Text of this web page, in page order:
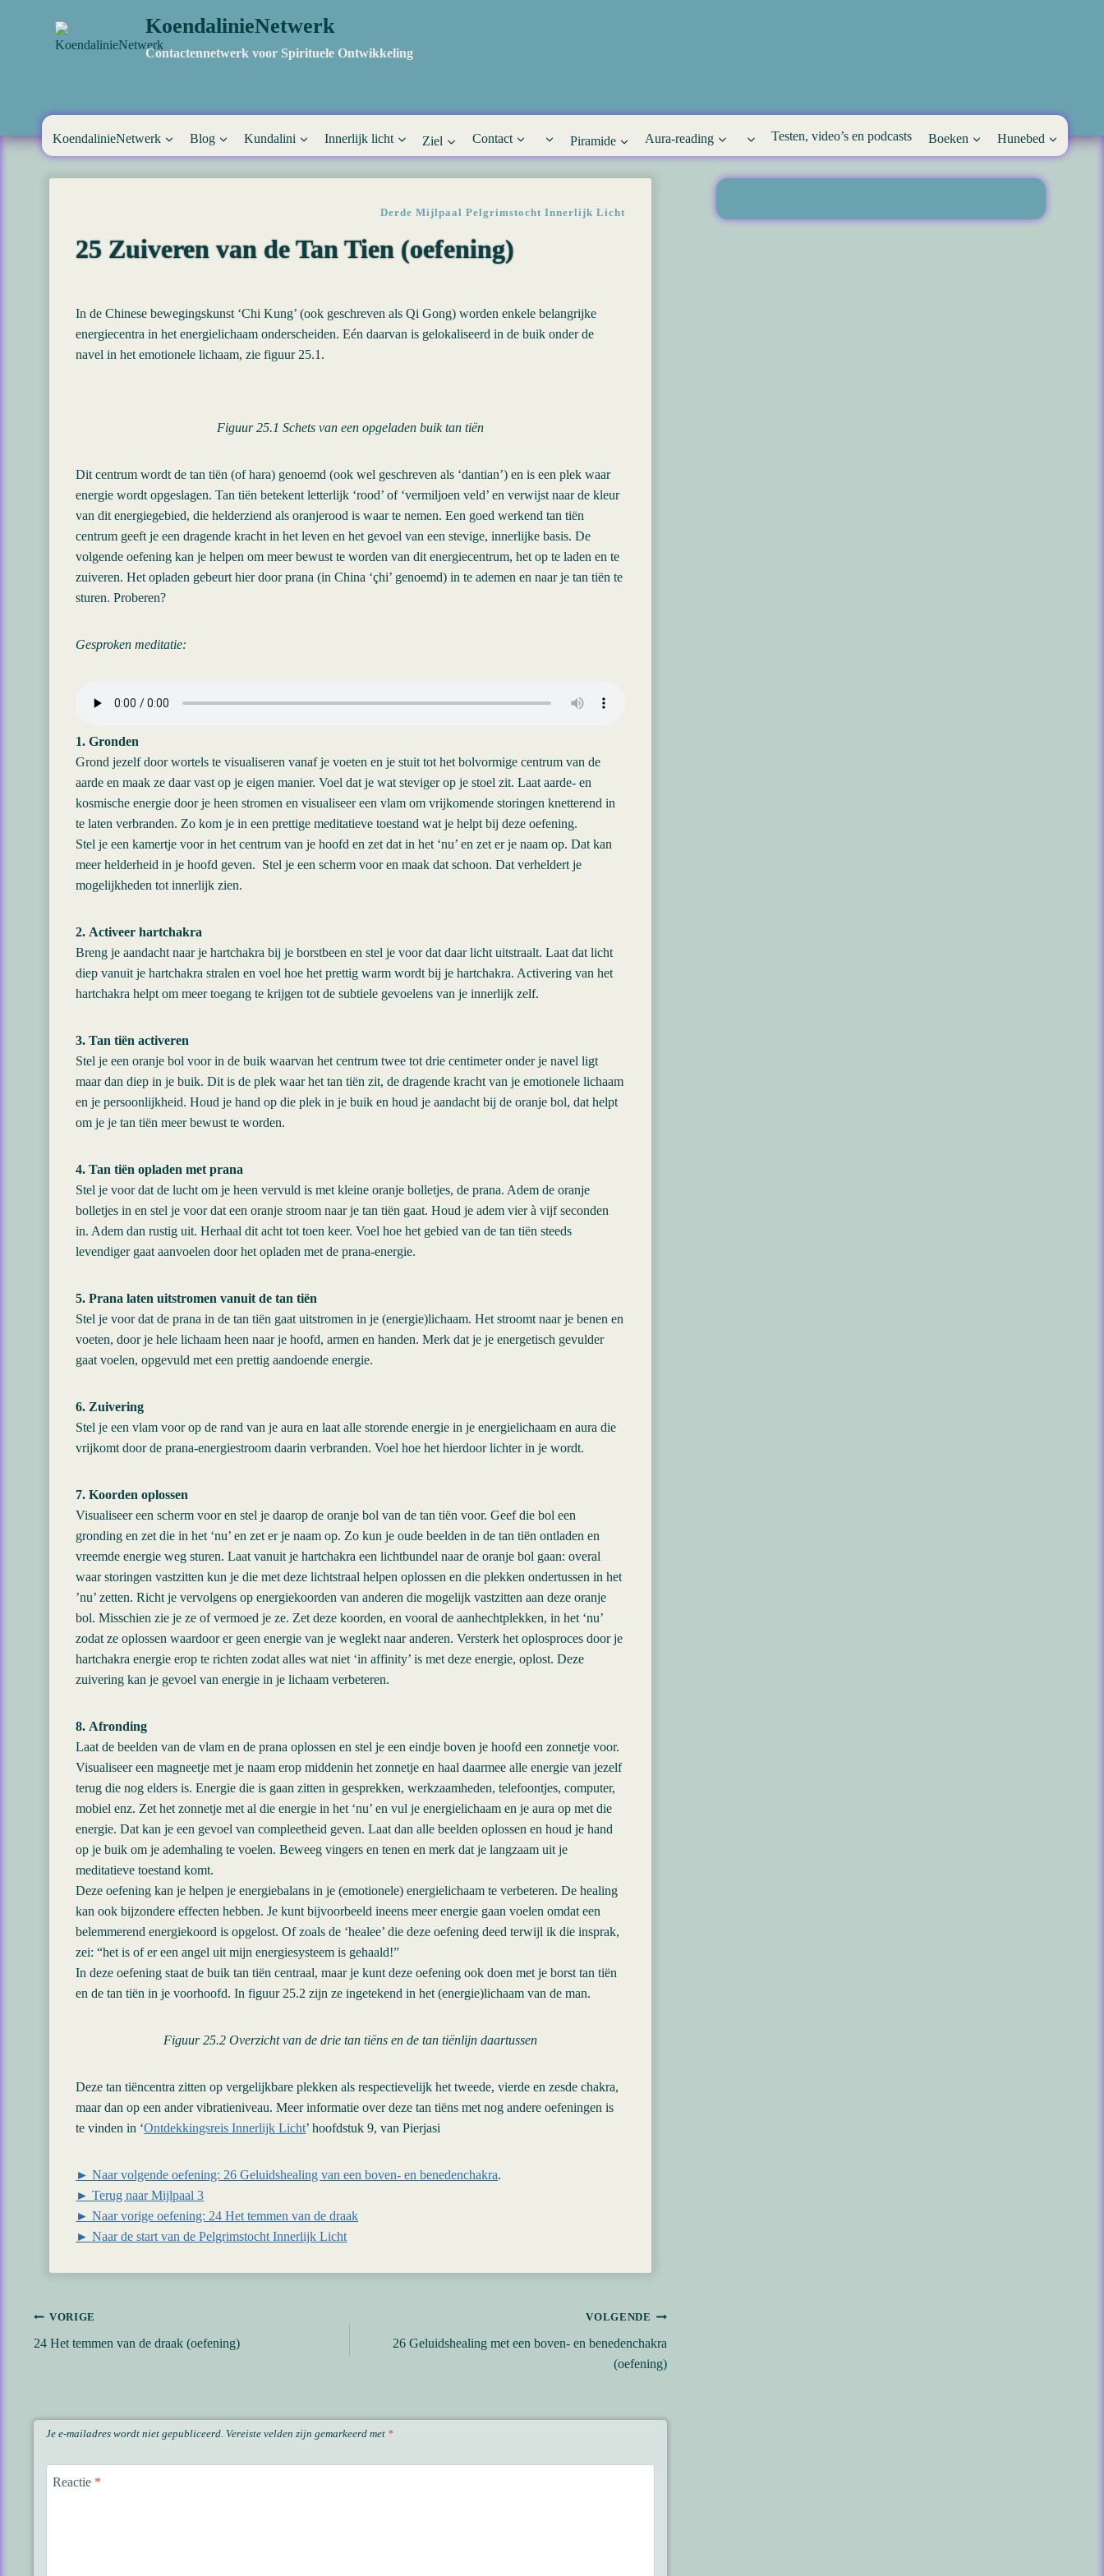
KoendalinieNetwerk
Contactennetwerk voor Spirituele Ontwikkeling
KoendalinieNetwerk Blog Kundalini Innerlijk licht Ziel Contact Piramide Aura-reading Testen, video’s en podcasts Boeken Hunebed
Derde Mijlpaal Pelgrimstocht Innerlijk Licht
25 Zuiveren van de Tan Tien (oefening)
In de Chinese bewegingskunst ‘Chi Kung’ (ook geschreven als Qi Gong) worden enkele belangrijke
energiecentra in het energielichaam onderscheiden. Eén daarvan is gelokaliseerd in de buik onder de
navel in het emotionele lichaam, zie figuur 25.1.
Figuur 25.1 Schets van een opgeladen buik tan tiën
Dit centrum wordt de tan tiën (of hara) genoemd (ook wel geschreven als ‘dantian’) en is een plek waar
energie wordt opgeslagen. Tan tiën betekent letterlijk ‘rood’ of ‘vermiljoen veld’ en verwijst naar de kleur
van dit energiegebied, die helderziend als oranjerood is waar te nemen. Een goed werkend tan tiën
centrum geeft je een dragende kracht in het leven en het gevoel van een stevige, innerlijke basis. De
volgende oefening kan je helpen om meer bewust te worden van dit energiecentrum, het op te laden en te
zuiveren. Het opladen gebeurt hier door prana (in China ‘çhi’ genoemd) in te ademen en naar je tan tiën te
sturen. Proberen?
Gesproken meditatie:
1. Gronden
Grond jezelf door wortels te visualiseren vanaf je voeten en je stuit tot het bolvormige centrum van de
aarde en maak ze daar vast op je eigen manier. Voel dat je wat steviger op je stoel zit. Laat aarde- en
kosmische energie door je heen stromen en visualiseer een vlam om vrijkomende storingen knetterend in
te laten verbranden. Zo kom je in een prettige meditatieve toestand wat je helpt bij deze oefening.
Stel je een kamertje voor in het centrum van je hoofd en zet dat in het ‘nu’ en zet er je naam op. Dat kan
meer helderheid in je hoofd geven. Stel je een scherm voor en maak dat schoon. Dat verheldert je
mogelijkheden tot innerlijk zien.
2. Activeer hartchakra
Breng je aandacht naar je hartchakra bij je borstbeen en stel je voor dat daar licht uitstraalt. Laat dat licht
diep vanuit je hartchakra stralen en voel hoe het prettig warm wordt bij je hartchakra. Activering van het
hartchakra helpt om meer toegang te krijgen tot de subtiele gevoelens van je innerlijk zelf.
3. Tan tiën activeren
Stel je een oranje bol voor in de buik waarvan het centrum twee tot drie centimeter onder je navel ligt
maar dan diep in je buik. Dit is de plek waar het tan tiën zit, de dragende kracht van je emotionele lichaam
en je persoonlijkheid. Houd je hand op die plek in je buik en houd je aandacht bij de oranje bol, dat helpt
om je je tan tiën meer bewust te worden.
4. Tan tiën opladen met prana
Stel je voor dat de lucht om je heen vervuld is met kleine oranje bolletjes, de prana. Adem de oranje
bolletjes in en stel je voor dat een oranje stroom naar je tan tiën gaat. Houd je adem vier à vijf seconden
in. Adem dan rustig uit. Herhaal dit acht tot toen keer. Voel hoe het gebied van de tan tiën steeds
levendiger gaat aanvoelen door het opladen met de prana-energie.
5. Prana laten uitstromen vanuit de tan tiën
Stel je voor dat de prana in de tan tiën gaat uitstromen in je (energie)lichaam. Het stroomt naar je benen en
voeten, door je hele lichaam heen naar je hoofd, armen en handen. Merk dat je je energetisch gevulder
gaat voelen, opgevuld met een prettig aandoende energie.
6. Zuivering
Stel je een vlam voor op de rand van je aura en laat alle storende energie in je energielichaam en aura die
vrijkomt door de prana-energiestroom daarin verbranden. Voel hoe het hierdoor lichter in je wordt.
7. Koorden oplossen
Visualiseer een scherm voor en stel je daarop de oranje bol van de tan tiën voor. Geef die bol een
gronding en zet die in het ‘nu’ en zet er je naam op. Zo kun je oude beelden in de tan tiën ontladen en
vreemde energie weg sturen. Laat vanuit je hartchakra een lichtbundel naar de oranje bol gaan: overal
waar storingen vastzitten kun je die met deze lichtstraal helpen oplossen en die plekken ondertussen in het
’nu’ zetten. Richt je vervolgens op energiekoorden van anderen die mogelijk vastzitten aan deze oranje
bol. Misschien zie je ze of vermoed je ze. Zet deze koorden, en vooral de aanhechtplekken, in het ‘nu’
zodat ze oplossen waardoor er geen energie van je weglekt naar anderen. Versterk het oplosproces door je
hartchakra energie erop te richten zodat alles wat niet ‘in affinity’ is met deze energie, oplost. Deze
zuivering kan je gevoel van energie in je lichaam verbeteren.
8. Afronding
Laat de beelden van de vlam en de prana oplossen en stel je een eindje boven je hoofd een zonnetje voor.
Visualiseer een magneetje met je naam erop middenin het zonnetje en haal daarmee alle energie van jezelf
terug die nog elders is. Energie die is gaan zitten in gesprekken, werkzaamheden, telefoontjes, computer,
mobiel enz. Zet het zonnetje met al die energie in het ‘nu’ en vul je energielichaam en je aura op met die
energie. Dat kan je een gevoel van compleetheid geven. Laat dan alle beelden oplossen en houd je hand
op je buik om je ademhaling te voelen. Beweeg vingers en tenen en merk dat je langzaam uit je
meditatieve toestand komt.
Deze oefening kan je helpen je energiebalans in je (emotionele) energielichaam te verbeteren. De healing
kan ook bijzondere effecten hebben. Je kunt bijvoorbeeld ineens meer energie gaan voelen omdat een
belemmerend energiekoord is opgelost. Of zoals de ‘healee’ die deze oefening deed terwijl ik die insprak,
zei: “het is of er een angel uit mijn energiesysteem is gehaald!”
In deze oefening staat de buik tan tiën centraal, maar je kunt deze oefening ook doen met je borst tan tiën
en de tan tiën in je voorhoofd. In figuur 25.2 zijn ze ingetekend in het (energie)lichaam van de man.
Figuur 25.2 Overzicht van de drie tan tiëns en de tan tiënlijn daartussen
Deze tan tiëncentra zitten op vergelijkbare plekken als respectievelijk het tweede, vierde en zesde chakra,
maar dan op een ander vibratieniveau. Meer informatie over deze tan tiëns met nog andere oefeningen is
te vinden in ‘Ontdekkingsreis Innerlijk Licht’ hoofdstuk 9, van Pierjasi
► Naar volgende oefening: 26 Geluidshealing van een boven- en benedenchakra.
► Terug naar Mijlpaal 3
► Naar vorige oefening: 24 Het temmen van de draak
► Naar de start van de Pelgrimstocht Innerlijk Licht
Bericht
navigatie
VORIGE
24 Het temmen van de draak (oefening)
VOLGENDE
26 Geluidshealing met een boven- en benedenchakra
(oefening)
Je e-mailadres wordt niet gepubliceerd. Vereiste velden zijn gemarkeerd met *
Reactie *